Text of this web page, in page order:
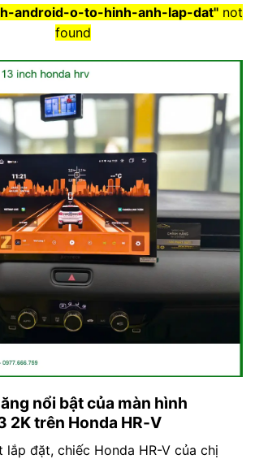
android-o-to-hinh-anh-lap-dat" not
found
nổi bật của màn hình
2K trên Honda HR-V
lắp đặt, chiếc Honda HR-V của chị